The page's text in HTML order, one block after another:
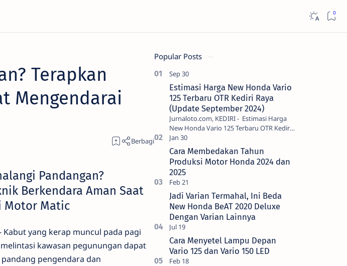
Terapkan
Mengendarai
Pandangan?
Berkendara Aman Saat
Motor Matic
- Kabut yang kerap muncul pada pagi
kawasan pegunungan dapat
pengendara dan
Popular Posts
Estimasi Harga New Honda Vario
125 Terbaru OTR Kediri Raya
(Update September 2024)
Jurnaloto.com, KEDIRI - Estimasi Harga
New Honda Vario 125 Terbaru OTR Kediri
Raya (Update September 2024) Brosis
sekalian, PT Astra Honda Motor (AH…
Cara Membedakan Tahun
Produksi Motor Honda 2024 dan
2025
Jadi Varian Termahal, Ini Beda
New Honda BeAT 2020 Deluxe
Dengan Varian Lainnya
Cara Menyetel Lampu Depan
Vario 125 dan Vario 150 LED